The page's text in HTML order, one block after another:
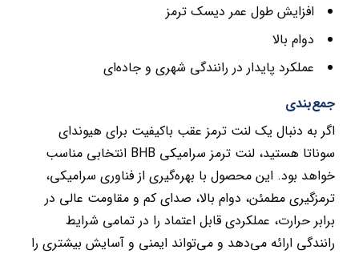
افزایش طول عمر دیسک ترمز
دوام بالا
عملکرد پایدار در رانندگی شهری و جاده‌ای
جمع‌بندی
اگر به دنبال یک لنت ترمز عقب باکیفیت برای هیوندای
سوناتا هستید، لنت ترمز سرامیکی BHB انتخابی مناسب
خواهد بود. این محصول با بهره‌گیری از فناوری سرامیکی،
ترمزگیری مطمئن، دوام بالا، صدای کم و مقاومت عالی در
برابر حرارت، عملکردی قابل اعتماد را در تمامی شرایط
رانندگی ارائه می‌دهد و می‌تواند ایمنی و آسایش بیشتری را